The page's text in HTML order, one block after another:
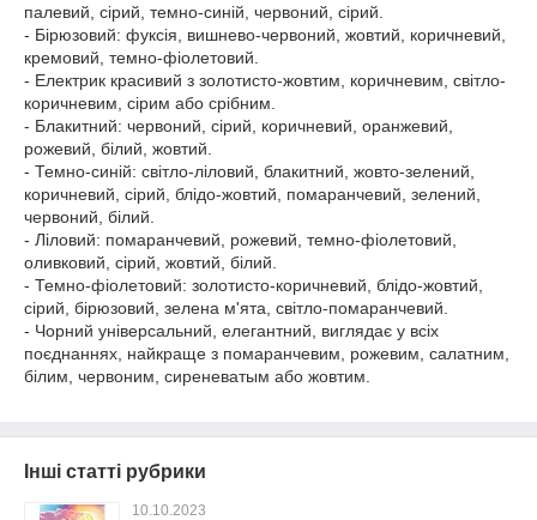
палевий, сірий, темно-синій, червоний, сірий.
- Бірюзовий: фуксія, вишнево-червоний, жовтий, коричневий,
кремовий, темно-фіолетовий.
- Електрик красивий з золотисто-жовтим, коричневим, світло-
коричневим, сірим або срібним.
- Блакитний: червоний, сірий, коричневий, оранжевий,
рожевий, білий, жовтий.
- Темно-синій: світло-ліловий, блакитний, жовто-зелений,
коричневий, сірий, блідо-жовтий, помаранчевий, зелений,
червоний, білий.
- Ліловий: помаранчевий, рожевий, темно-фіолетовий,
оливковий, сірий, жовтий, білий.
- Темно-фіолетовий: золотисто-коричневий, блідо-жовтий,
сірий, бірюзовий, зелена м'ята, світло-помаранчевий.
- Чорний універсальний, елегантний, виглядає у всіх
поєднаннях, найкраще з помаранчевим, рожевим, салатним,
білим, червоним, сиреневатым або жовтим.
Інші статті рубрики
10.10.2023